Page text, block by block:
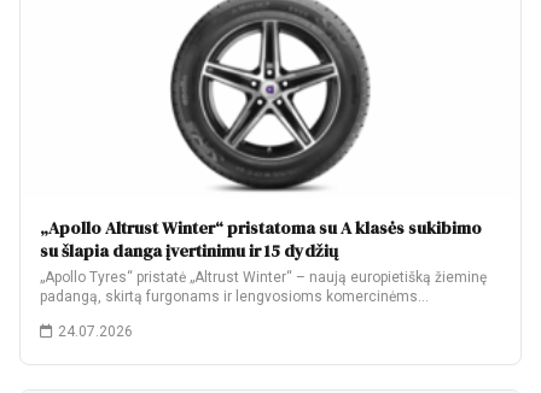
„Apollo Altrust Winter“ pristatoma su A klasės sukibimo
su šlapia danga įvertinimu ir 15 dydžių
„Apollo Tyres“ pristatė „Altrust Winter“ – naują europietišką žieminę
padangą, skirtą furgonams ir lengvosioms komercinėms…
24.07.2026